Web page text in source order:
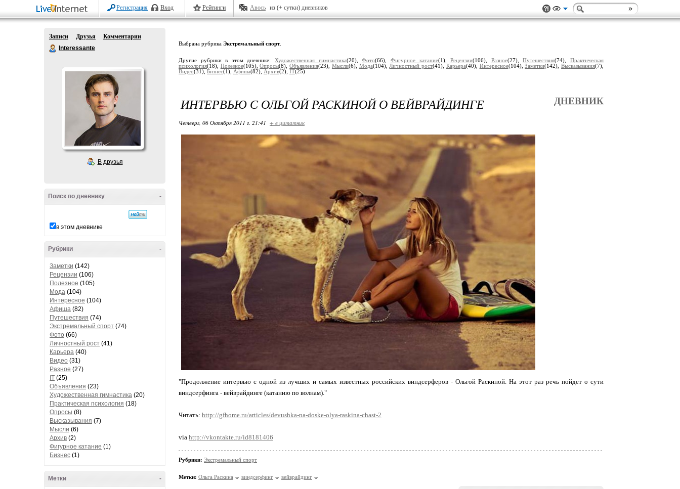
Регистрация Вход Рейтинги Авось из (+ сутки) дневников
Записи Друзья
Комментарии
Interessante
В друзья
-
Поиск по дневнику
в этом дневнике
-
Рубрики
Заметки (142)
Рецензии (106)
Полезное (105)
Мода (104)
Интересное (104)
Афиша (82)
Путешествия (74)
Экстремальный спорт (74)
Фото (66)
Личностный рост (41)
Карьера (40)
Видео (31)
Разное (27)
IT (25)
Объявления (23)
Художественная гимнастика (20)
Практическая психология (18)
Опросы (8)
Высказывания (7)
Мысли (6)
Архив (2)
Фигурное катание (1)
Бизнес (1)
-
Метки
Выбрана рубрика Экстремальный спорт.
Другие рубрики в этом дневнике:Художественная гимнастика(20),Фото(66), Фигурное катание(1),Рецензии(106), Разное(27),Путешествия(74),Практическая
психология(18), Полезное(105),Опросы(8),Объявления(23), Мысли(6), Мода(104), Личностный рост(41), Карьера(40), Интересное(104),Заметки(142),Высказывания(7),
Видео(31), Бизнес(1), Афиша(82), Архив(2), IT(25)
ИНТЕРВЬЮ С ОЛЬГОЙ РАСКИНОЙ О ВЕЙВРАЙДИНГЕ ДНЕВНИК
Четверг, 06 Октября 2011 г. 21:41 + в цитатник
"Продолжение интервью с одной из лучших и самых известных российских виндсерферов - Ольгой Раскиной. На этот раз речь пойдет о сути
виндсерфинга - вейврайдинге (катанию по волнам)."
Читать: http://gfhome.ru/articles/devushka-na-doske-olya-raskina-chast-2
via http://vkontakte.ru/id8181406
Рубрики: Экстремальный спорт
Метки: Ольга Раскина виндсерфинг вейврайдинг